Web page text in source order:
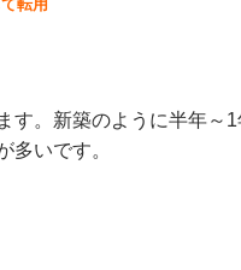
転用
す。新築のように半年～
多いです。